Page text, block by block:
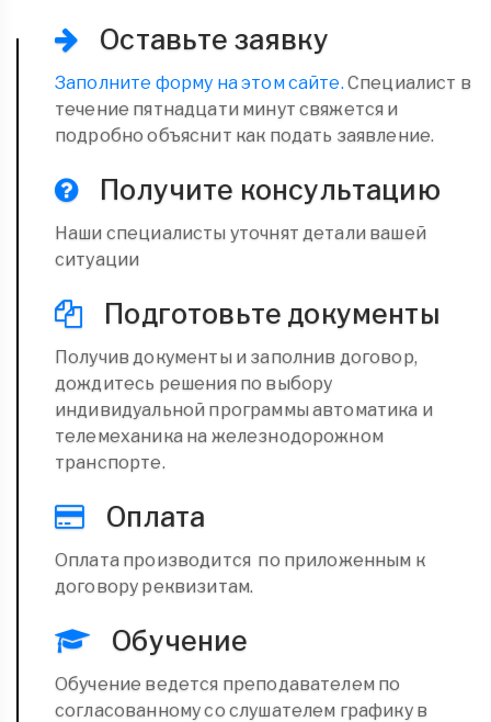
Оставьте заявку
Заполните форму на этом сайте. Специалист в
течение пятнадцати минут свяжется и
подробно объяснит как подать заявление.
Получите консультацию
Наши специалисты уточнят детали вашей
ситуации
Подготовьте документы
Получив документы и заполнив договор,
дождитесь решения по выбору
индивидуальной программы автоматика и
телемеханика на железнодорожном
транспорте.
Оплата
Оплата производится по приложенным к
договору реквизитам.
Обучение
Обучение ведется преподавателем по
согласованному со слушателем графику в